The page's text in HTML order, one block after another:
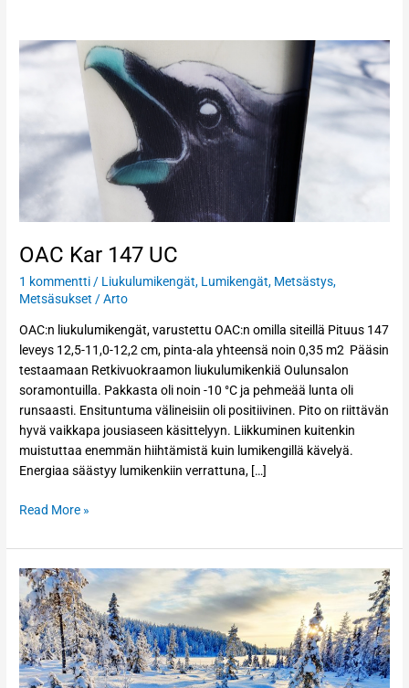
OAC Kar 147 UC
1 kommentti / Liukulumikengät, Lumikengät, Metsästys,
Metsäsukset /Arto
OAC:n liukulumikengät, varustettu OAC:n omilla siteillä Pituus 147
leveys 12,5-11,0-12,2 cm, pinta-ala yhteensä noin 0,35 m2 Pääsin
testaamaan Retkivuokraamon liukulumikenkiä Oulunsalon
soramontuilla. Pakkasta oli noin -10 °C ja pehmeää lunta oli
runsaasti. Ensituntuma välineisiin oli positiivinen. Pito on riittävän
hyvä vaikkapa jousiaseen käsittelyyn. Liikkuminen kuitenkin
muistuttaa enemmän hiihtämistä kuin lumikengillä kävelyä.
Energiaa säästyy lumikenkiin verrattuna, […]
OAC
Kar
Read More »
Peltonen
Metsä
Skin,
pitokarvapohjalla